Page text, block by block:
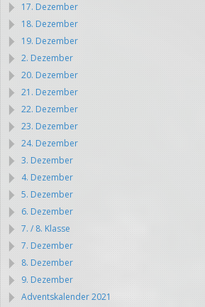
17. Dezember
18. Dezember
19. Dezember
2. Dezember
20. Dezember
21. Dezember
22. Dezember
23. Dezember
24. Dezember
3. Dezember
4. Dezember
5. Dezember
6. Dezember
7. / 8. Klasse
7. Dezember
8. Dezember
9. Dezember
Adventskalender 2021